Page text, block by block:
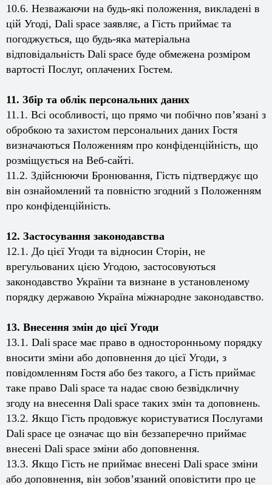
10.6. Незважаючи на будь-які положення, викладені в
цій Угоді, Dali space заявляє, а Гість приймає та
погоджується, що будь-яка матеріальна
відповідальність Dali space буде обмежена розміром
вартості Послуг, оплачених Гостем.
11. Збір та облік персональних даних
11.1. Всі особливості, що прямо чи побічно пов’язані з
обробкою та захистом персональних даних Гостя
визначаються Положенням про конфіденційність, що
розміщується на Веб-сайті.
11.2. Здійснюючи Бронювання, Гість підтверджує що
він ознайомлений та повністю згодний з Положенням
про конфіденційність.
12. Застосування законодавства
12.1. До цієї Угоди та відносин Сторін, не
врегульованих цією Угодою, застосовуються
законодавство України та визнане в установленому
порядку державою Україна міжнародне законодавство.
13. Внесення змін до цієї Угоди
13.1. Dali space має право в односторонньому порядку
вносити зміни або доповнення до цієї Угоди, з
повідомленням Гостя або без такого, а Гість приймає
таке право Dali space та надає свою безвідкличну
згоду на внесення Dali space таких змін та доповнень.
13.2. Якщо Гість продовжує користуватися Послугами
Dali space це означає що він беззаперечно приймає
внесені Dali space зміни або доповнення.
13.3. Якщо Гість не приймає внесені Dali space зміни
або доповнення, він зобов’язаний оповістити про це